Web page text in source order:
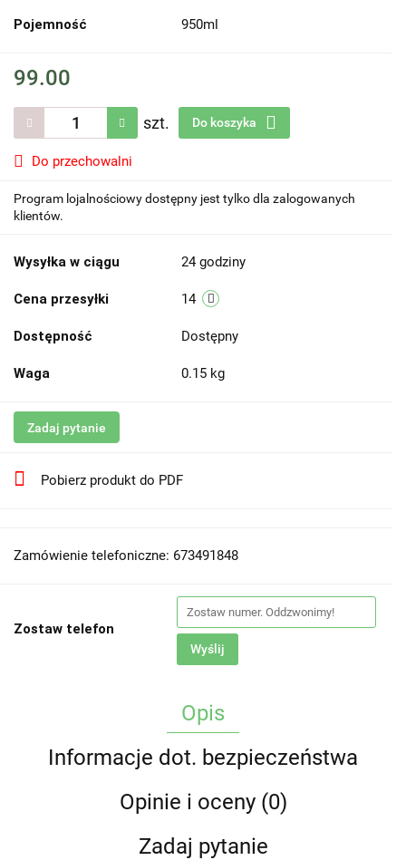
Pojemność 950ml
99.00
szt. Do koszyka
Do przechowalni
Program lojalnościowy dostępny jest tylko dla zalogowanych
klientów.
Wysyłka w ciągu 24 godziny
Cena przesyłki 14
Dostępność Dostępny
Waga 0.15 kg
Zadaj pytanie
Pobierz produkt do PDF
Zamówienie telefoniczne: 673491848
Zostaw telefon
Wyślij
Opis
Informacje dot. bezpieczeństwa
Opinie i oceny (0)
Zadaj pytanie